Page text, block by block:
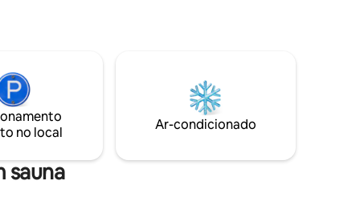
natureza à sua porta. Área de estar
privativa fora da casa de campo, com
cozinha totalmente equipada ao ar livre,
possibilidades de churrasco e vista para o
no local
Ar-condicionado
sauna